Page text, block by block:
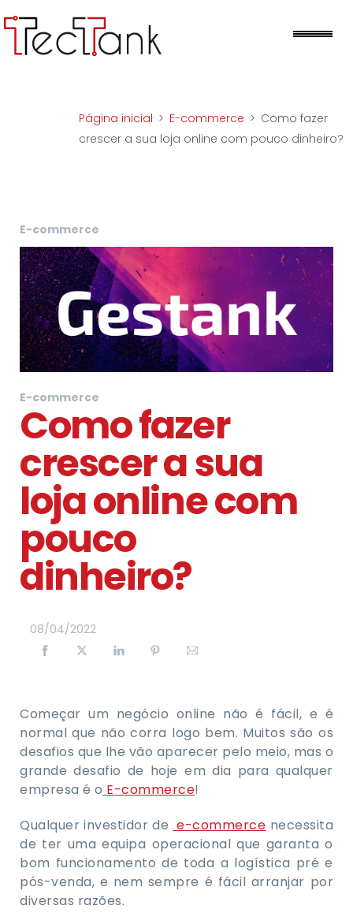
to
content
Página inicial > E-commerce > Como fazer
crescer a sua loja online com pouco dinheiro?
E-commerce
E-commerce
Como fazer
crescer a sua
loja online com
pouco
dinheiro?
08/04/2022
Começar um negócio online não é fácil, e é
normal que não corra logo bem. Muitos são os
desafios que lhe vão aparecer pelo meio, mas o
grande desafio de hoje em dia para qualquer
empresa é o E-commerce!
Qualquer investidor de e-commerce necessita
de ter uma equipa operacional que garanta o
bom funcionamento de toda a logística pré e
pós-venda, e nem sempre é fácil arranjar por
diversas razões.